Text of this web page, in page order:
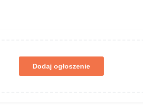
Dodaj ogłoszenie